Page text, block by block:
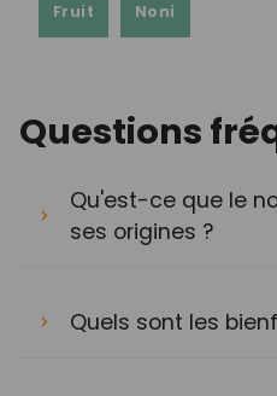
Fruit Noni
Questions
Qu'est-ce que le
ses origines ?
Quels sont les